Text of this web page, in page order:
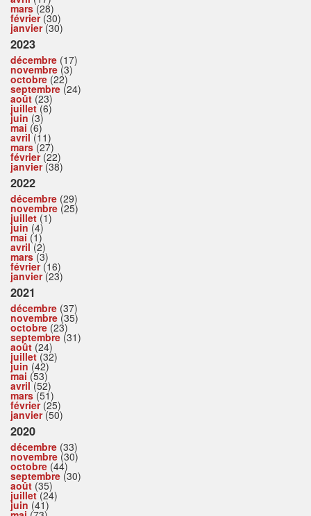
mars(28)
février(30)
janvier(30)
2023
décembre (17)
novembre (3)
octobre (22)
septembre (24)
août (23)
juillet(6)
juin (3)
mai (6)
avril(11)
mars(27)
février(22)
janvier(38)
2022
décembre (29)
novembre (25)
juillet (1)
juin (4)
mai (1)
avril(2)
mars(3)
février(16)
janvier(23)
2021
décembre (37)
novembre (35)
octobre (23)
septembre (31)
août (24)
juillet(32)
juin (42)
mai (53)
avril(52)
mars(51)
février(25)
janvier(50)
2020
décembre (33)
novembre (30)
octobre (44)
septembre (30)
août (35)
juillet(24)
juin (41)